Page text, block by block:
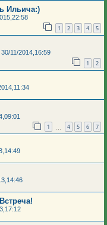
Ильича:)
1 2 3 4 5
30/11/2014,16:59
1 2
1 4 5 6 7